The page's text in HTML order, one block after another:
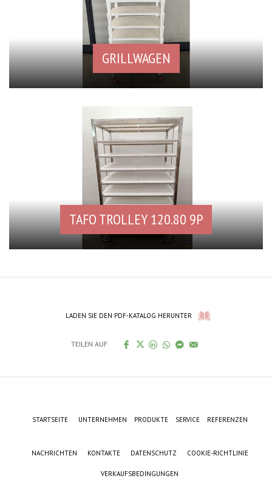
GRILLWAGEN
TAFO TROLLEY 120.80 9P
LADEN SIE DEN PDF-KATALOG HERUNTER
TEILEN AUF
STARTSEITE UNTERNEHMEN PRODUKTE SERVICE REFERENZEN
NACHRICHTEN KONTAKTE DATENSCHUTZ COOKIE-RICHTLINIE
VERKAUFSBEDINGUNGEN